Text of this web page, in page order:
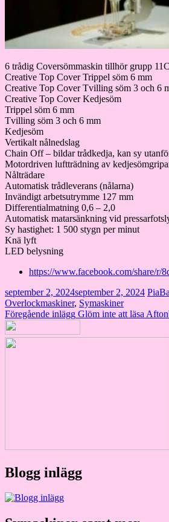
6 trådig Coversömmaskin tillhör grupp 11C
Creative Top Cover Trippel söm 6 mm
Creative Top Cover Tvilling söm 3 och 6
Creative Top Cover Kedjesöm
Trippel söm 6 mm
Tvilling söm 3 och 6 mm
Kedjesöm
Vertikalt nålnedslag
Chain Off – bildar trådkedja, kan sy
Motordriven luftträdning av
Nålträdare
Automatisk trådleverans (nålarna)
Invändigt arbetsutrymme 127 mm
Differentialmatning 0,6 – 2,0
Automatisk matarsänkning vid
Sy hastighet: 1 500 stygn per minut
Knä lyft
LED belysning
https://www.facebook.com/share/
september 2, 2024september 2, 2024 Pia
Overlockmaskiner, Symaskiner
Inläggsnavigering
Föregående inlägg Glöm inte att läsa
Blogg inlägg